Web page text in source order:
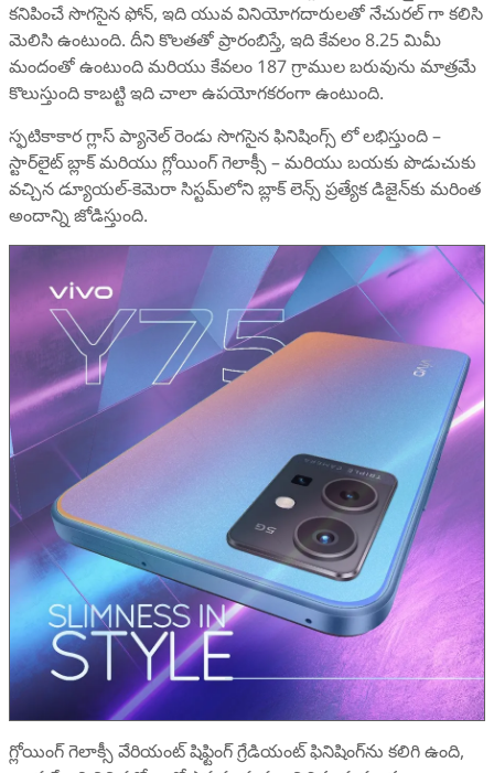
కనిపించే సొగసైన ఫోన్, ఇది యువ వినియోగదారులతో నేచురల్ గా కలిసి
మెలిసి ఉంటుంది. దీని కొలతతో ప్రారంబిస్తే, ఇది కేవలం 8.25 మిమీ
మందంతో ఉంటుంది మరియు కేవలం 187 గ్రాముల బరువును మాత్రమే
కొలుస్తుంది కాబట్టి ఇది చాలా ఉపయోగకరంగా ఉంటుంది.
స్ఫటికాకార గ్లాస్ ప్యానెల్ రెండు సొగసైన ఫినిషింగ్స్ లో లభిస్తుంది –
స్టార్‌లైట్ బ్లాక్ మరియు గ్లోయింగ్ గెలాక్సీ – మరియు బయకు పొడుచుకు
వచ్చిన డ్యూయల్-కెమెరా సిస్టమ్‌లోని బ్లాక్ లెన్స్ ప్రత్యేక డిజైన్‌కు మరింత
అందాన్ని జోడిస్తుంది.
గ్లోయింగ్ గెలాక్సీ వేరియంట్ షిఫ్టింగ్ గ్రేడియంట్ ఫినిషింగ్‌ను కలిగి ఉంది,